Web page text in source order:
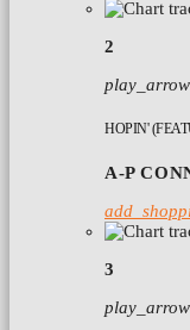
2
play_arrow
HOPIN'
A-P
3
play_arrow